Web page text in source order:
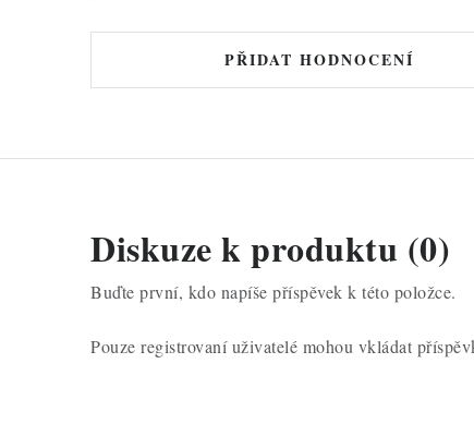
PŘIDAT HODNOCENÍ
o
n
c
n
í
Diskuze k produktu (0)
Buďte první, kdo napíše příspěvek k této položce.
Pouze registrovaní uživatelé mohou vkládat